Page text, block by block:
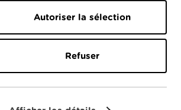
Autoriser la sélection
Refuser